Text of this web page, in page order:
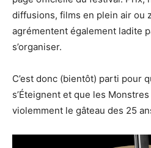
diffusions, films en plein air ou
agrémentent également ladite
s’organiser.
C’est donc (bientôt) parti pour
s’Éteignent et que les
violemment le gâteau des 25